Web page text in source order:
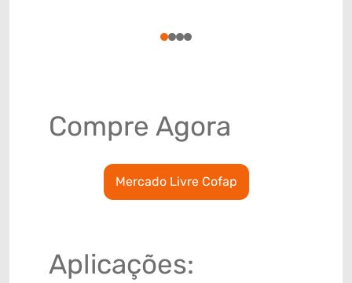
1234
Compre Agora
Mercado Livre Cofap
Aplicações: